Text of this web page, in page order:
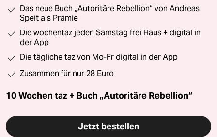
Das neue Buch „Autoritäre Rebellion“ von Andreas
Speit als Prämie
Die wochentaz jeden Samstag frei Haus + digital in
der App
Die tägliche taz von Mo-Fr digital in der App
Zusammen für nur 28 Euro
10 Wochen taz + Buch „Autoritäre Rebellion“
Jetzt bestellen